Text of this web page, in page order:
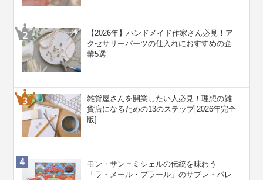
【2026年】ハンドメイド作家さん必見！ア
クセサリーパーツの仕入れにおすすめの企
業5選
雑貨屋さんを開業したい人必見！理想の雑
貨店になるための13のステップ[2026年完全
版]
モン・サン＝ミシェルの伝統を味わう
「ラ・メール・プラール」のサブレ・パレ